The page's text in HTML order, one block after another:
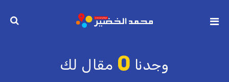
وجدنا 0 مقال لك